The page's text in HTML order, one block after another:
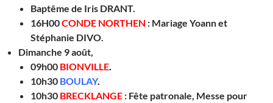
Baptême de Iris DRANT.
16H00CONDE NORTHEN : Mariage Yoann et
Stéphanie DIVO.
Dimanche 9 août,
09h00 BIONVILLE.
10h30 BOULAY.
10h30 BRECKLANGE : Fête patronale, Messe pour